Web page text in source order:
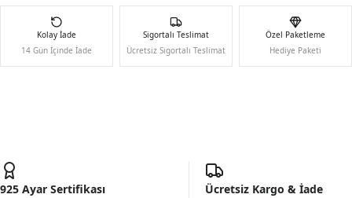
Kolay İade
14 Gün İçinde İade
Sigortalı Teslimat
Ücretsiz Sigortalı Teslimat
Özel Paketleme
Hediye Paketi
925 Ayar Sertifikası
Ücretsiz Kargo & İade